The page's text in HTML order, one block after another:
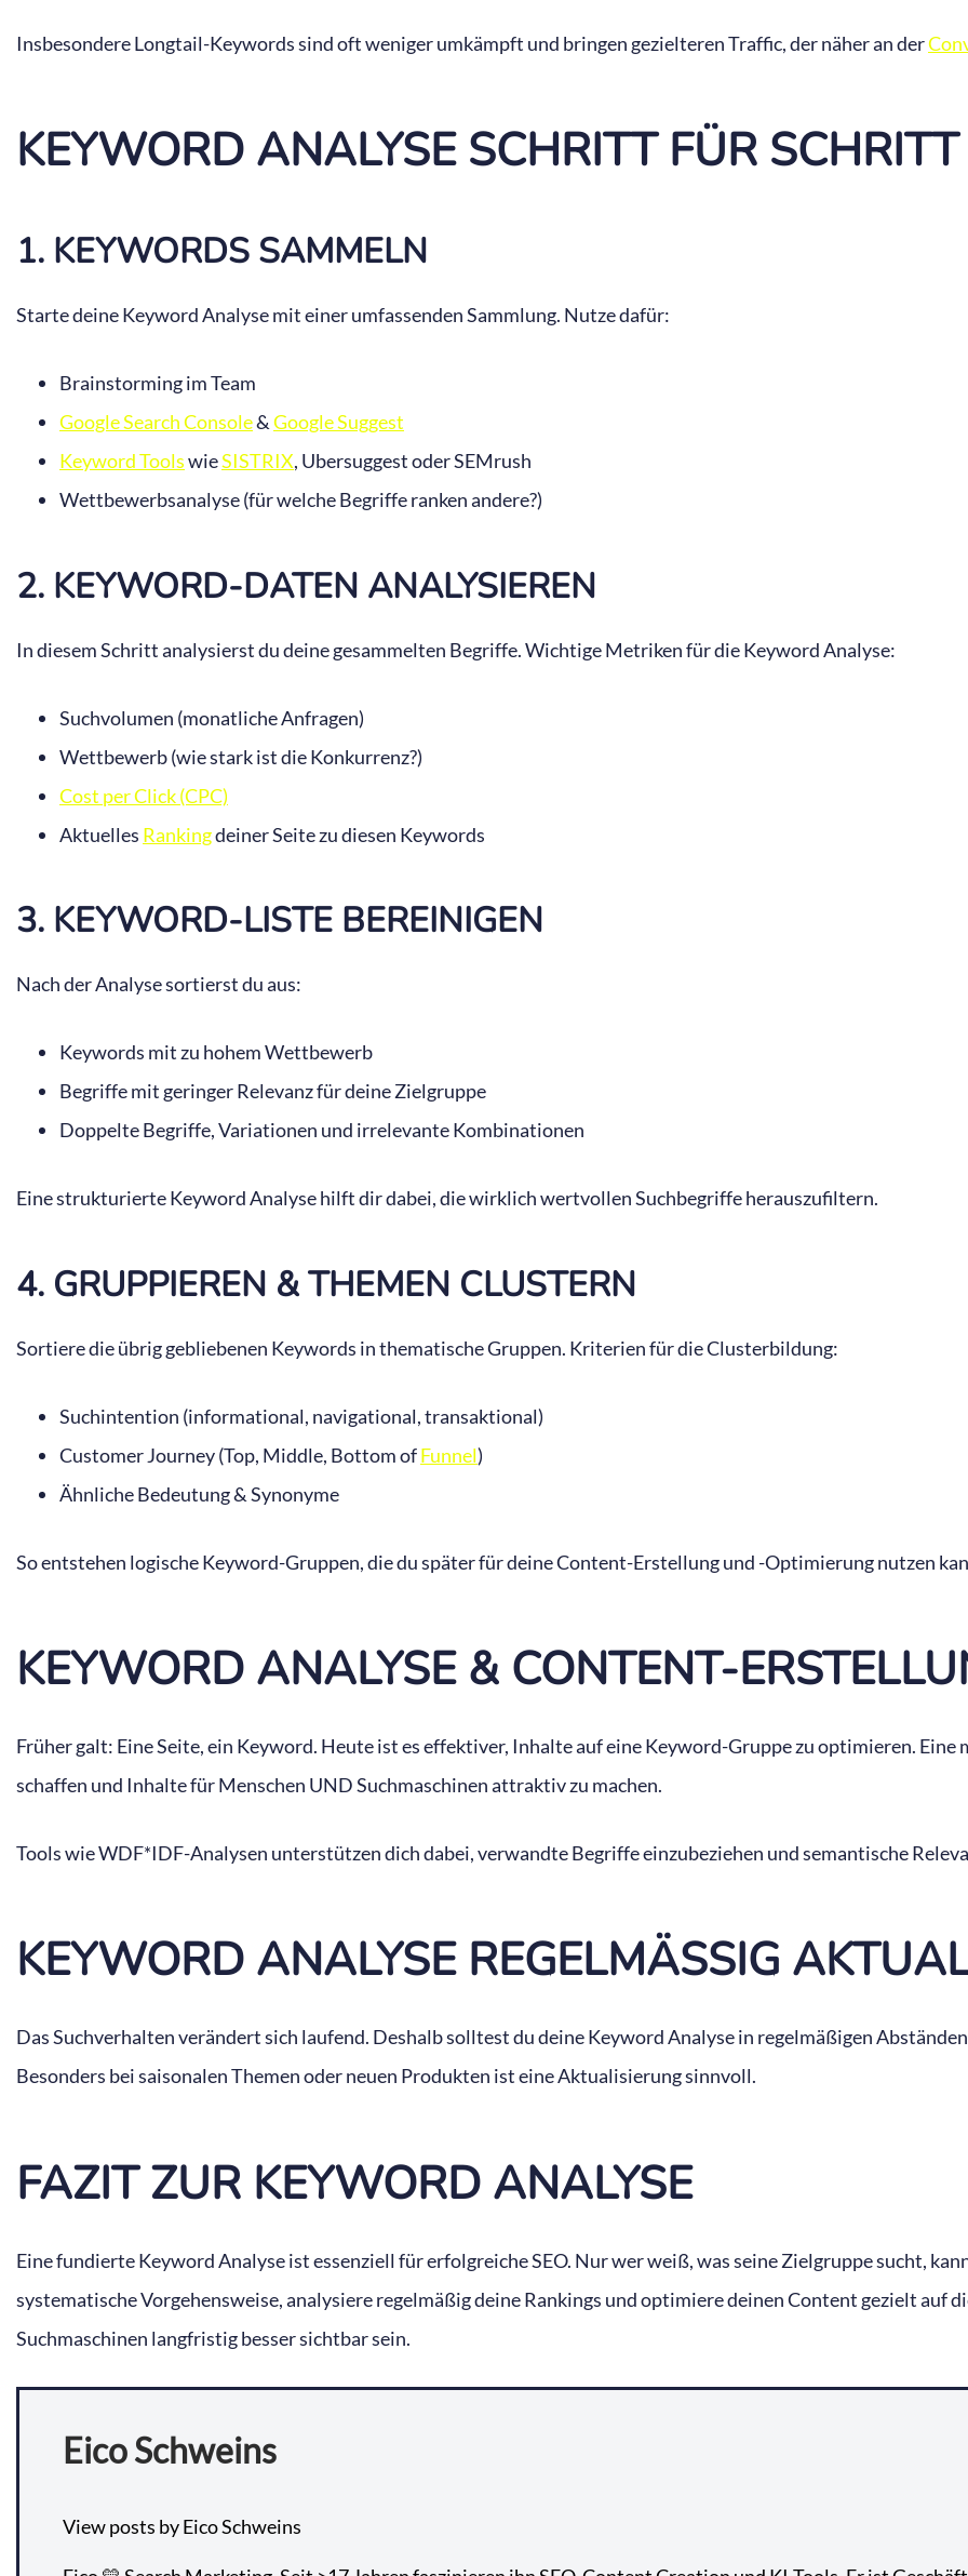
Insbesondere Longtail-Keywords sind oft weniger umkämpft und bringen gezielteren Traffic, der näher an der
KEYWORD ANALYSE SCHRITT FÜR SCHRITT
1. KEYWORDS SAMMELN
Starte deine Keyword Analyse mit einer umfassenden Sammlung. Nutze dafür:
Brainstorming im Team
Google Search Console&Google Suggest
Keyword ToolswieSISTRIX, Ubersuggest oder SEMrush
Wettbewerbsanalyse (für welche Begriffe ranken andere?)
2. KEYWORD-DATEN ANALYSIEREN
In diesem Schritt analysierst du deine gesammelten Begriffe. Wichtige Metriken für die Keyword Analyse:
Suchvolumen (monatliche Anfragen)
Wettbewerb (wie stark ist die Konkurrenz?)
Cost per Click (CPC)
Aktuelles Rankingdeiner Seite zu diesen Keywords
3. KEYWORD-LISTE BEREINIGEN
Nach der Analyse sortierst du aus:
Keywords mit zu hohem Wettbewerb
Begriffe mit geringer Relevanz für deine Zielgruppe
Doppelte Begriffe, Variationen und irrelevante Kombinationen
Eine strukturierte Keyword Analyse hilft dir dabei, die wirklich wertvollen Suchbegriffe herauszufiltern.
4. GRUPPIEREN & THEMEN CLUSTERN
Sortiere die übrig gebliebenen Keywords in thematische Gruppen. Kriterien für die Clusterbildung:
Suchintention (informational, navigational, transaktional)
Customer Journey (Top, Middle, Bottom ofFunnel)
Ähnliche Bedeutung & Synonyme
So entstehen logische Keyword-Gruppen, die du später für deine Content-Erstellung und -Optimierung nutzen
KEYWORD ANALYSE & CONTENT-
Früher galt: Eine Seite, ein Keyword. Heute ist es effektiver, Inhalte auf eine Keyword-Gruppe zu optimieren.
schaffen und Inhalte für Menschen UND Suchmaschinen attraktiv zu machen.
Tools wie WDF*IDF-Analysen unterstützen dich dabei, verwandte Begriffe einzubeziehen und semantische
KEYWORD ANALYSE REGELMÄSSIG
Das Suchverhalten verändert sich laufend. Deshalb solltest du deine Keyword Analyse in regelmäßigen
Besonders bei saisonalen Themen oder neuen Produkten ist eine Aktualisierung sinnvoll.
FAZIT ZUR KEYWORD ANALYSE
Eine fundierte Keyword Analyse ist essenziell für erfolgreiche SEO. Nur wer weiß, was seine Zielgruppe sucht,
systematische Vorgehensweise, analysiere regelmäßig deine Rankings und optimiere deinen Content gezielt auf
Suchmaschinen langfristig besser sichtbar sein.
Eico Schweins
View posts by Eico Schweins